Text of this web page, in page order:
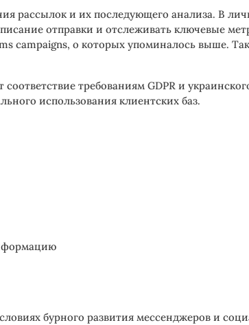
рассылок и их последующего анализа. В
отправки и отслеживать ключевые
campaigns, о которых упоминалось выше.
требованиям GDPR и
использования клиентских баз.
бурного развития мессенджеров и